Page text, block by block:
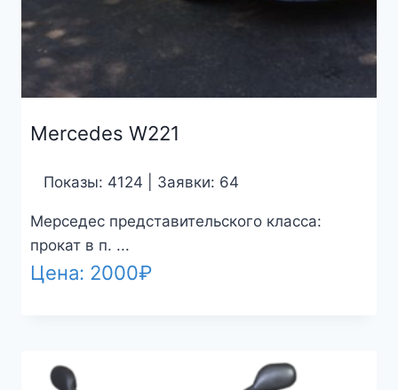
Mercedes W221
Показы: 4124 | Заявки: 64
Мерседес представительского класса:
прокат в п. ...
Цена: 2000₽